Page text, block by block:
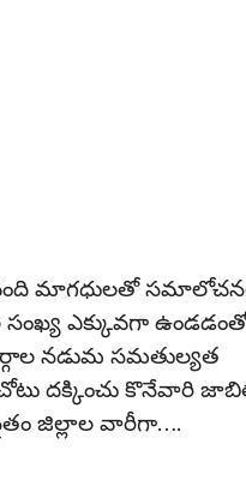
వంది మాగధులతో
సంఖ్య ఎక్కువగా
నడుమ సమతుల్యత
దక్కించు కొనేవారి
జిల్లాల వారీగా….